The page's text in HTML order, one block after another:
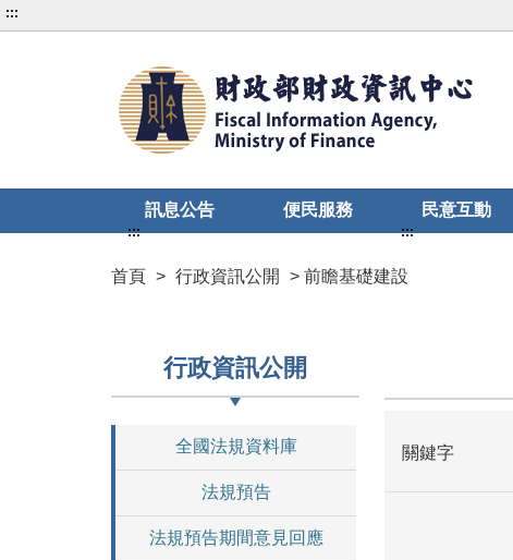
:::
訊息公告 便民服務 民意互動
首頁 > 行政資訊公開 > 前瞻基礎建設
:::
行政資訊公開
全國法規資料庫
法規預告
法規預告期間意見回應
:::
關鍵字